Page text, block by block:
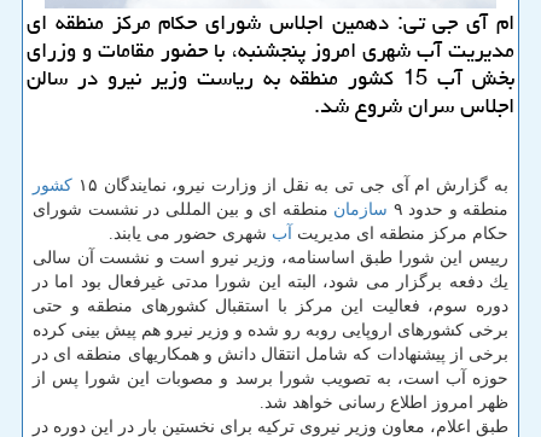
ام آی جی تی: دهمین اجلاس شورای حكام مركز منطقه ای
مدیریت آب شهری امروز پنجشنبه، با حضور مقامات و وزرای
بخش آب 15 كشور منطقه به ریاست وزیر نیرو در سالن
اجلاس سران شروع شد.
به گزارش ام آی جی تی به نقل از وزارت نیرو، نمایندگان ۱۵
كشور
منطقه و حدود ۹
سازمان منطقه ای و بین المللی در نشست شورای
حكام مركز منطقه ای مدیریت آب شهری حضور می یابند.
رییس این شورا طبق اساسنامه، وزیر نیرو است و نشست آن سالی
یك دفعه برگزار می شود، البته این شورا مدتی غیرفعال بود اما در
دوره سوم، فعالیت این مركز با استقبال كشورهای منطقه و حتی
برخی كشورهای اروپایی روبه رو شده و وزیر نیرو هم پیش بینی كرده
برخی از پیشنهادات كه شامل انتقال دانش و همكاریهای منطقه ای در
حوزه آب است، به تصویب شورا برسد و مصوبات این شورا پس از
ظهر امروز اطلاع رسانی خواهد شد.
طبق اعلام، معاون وزیر نیروی تركیه برای نخستین بار در این دوره در